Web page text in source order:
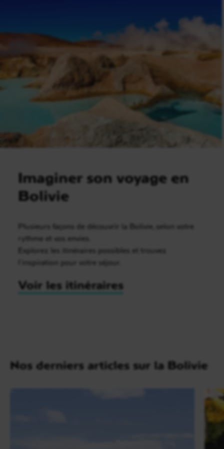
Imaginer son voyage en
Bolivie
Plusieurs façons de découvrir la Bolivie, selon votre
rythme et vos envies.
Explorez les itinéraires possibles et trouvez
l’inspiration pour votre séjour.
Voir les itinéraires
Nos derniers articles sur la Bolivie